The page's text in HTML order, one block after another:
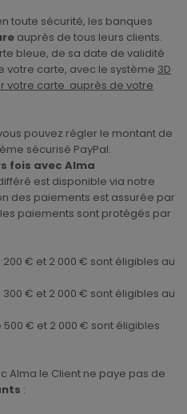
toute sécurité, les banques
auprès de tous leurs clients.
bleue, de sa date de validité
votre carte, avec le système 3D
votre carte auprès de votre
pouvez régler le montant de
sécurisé PayPal.
fois avec Alma
est disponible via notre
des paiements est assurée par
paiements sont protégés par
€ et 2 000 € sont éligibles au
€ et 2 000 € sont éligibles au
€ et 2 000 € sont éligibles
Alma le Client ne paye pas de
: